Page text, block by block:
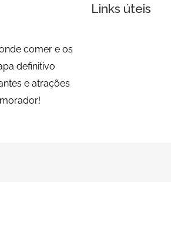
comer e os
definitivo
e atrações
Links úteis